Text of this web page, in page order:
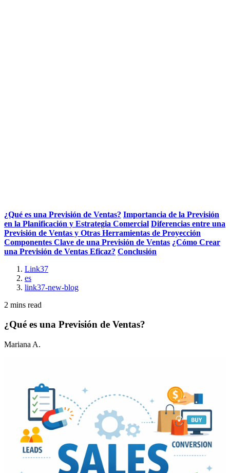
¿Qué es una Previsión de Ventas? Importancia de la Previsión
en la Planificación y Estrategia Comercial Diferencias entre una
Previsión de Ventas y Otras Herramientas de Proyección
Componentes Clave de una Previsión de Ventas ¿Cómo Crear
una Previsión de Ventas Eficaz? Conclusión
Link37
es
link37-new-blog
2 mins read
¿Qué es una Previsión de Ventas?
Mariana A.